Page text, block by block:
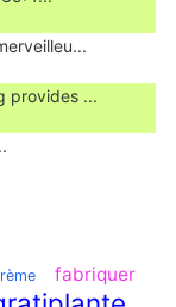
provides ...
fabriquer